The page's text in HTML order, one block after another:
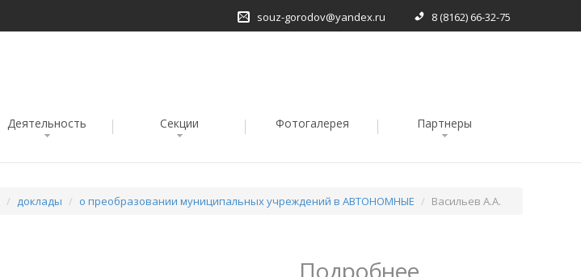
souz-gorodov@yandex.ru 8 (8162) 66-32-75
Деятельность Секции Фотогалерея Партнеры
доклады о преобразовании муниципальных учреждений в АВТОНОМНЫЕ Васильев А.А.
Подробнее